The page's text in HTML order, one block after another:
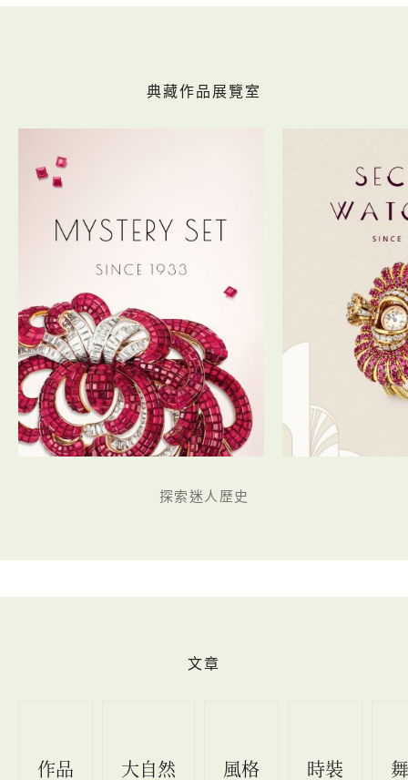
典藏作品展覽室
探索迷人歷史
文章
作品 大自然 風格 時裝